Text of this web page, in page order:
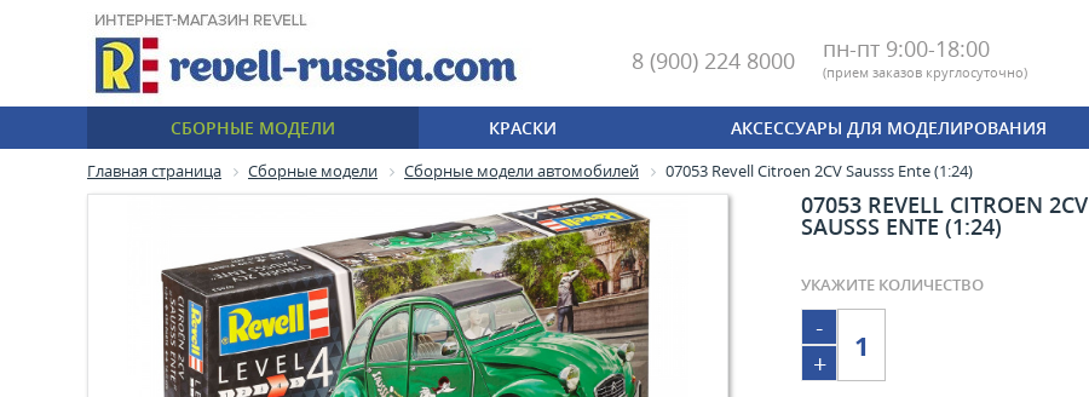
8 (900) 224 8000 пн-пт 9:00-18:00
(прием заказов круглосуточно)
СБОРНЫЕ МОДЕЛИ КРАСКИ АКСЕССУАРЫ ДЛЯ МОДЕЛИРОВАНИЯ
Главная страница Сборные модели Сборные модели автомобилей 07053 Revell Citroen 2CV Sausss Ente (1:24)
07053 REVELL CITROEN 2CV
SAUSSS ENTE (1:24)
УКАЖИТЕ КОЛИЧЕСТВО
-
+